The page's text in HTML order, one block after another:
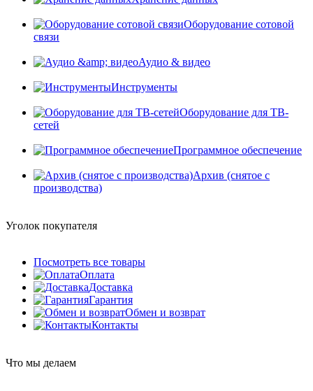
Оборудование сотовой
связи
Аудио & видео
Инструменты
Оборудование для ТВ-
сетей
Программное обеспечение
Архив (снятое с
производства)
Уголок покупателя
Посмотреть все товары
Оплата
Доставка
Гарантия
Обмен и возврат
Контакты
Что мы делаем